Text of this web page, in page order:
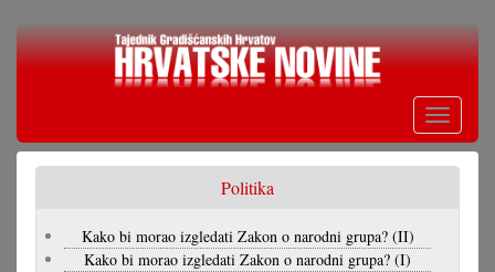
Skoči
Toggle
Politika
Kako bi morao izgledati Zakon o narodni grupa? (II)
Kako bi morao izgledati Zakon o narodni grupa? (I)